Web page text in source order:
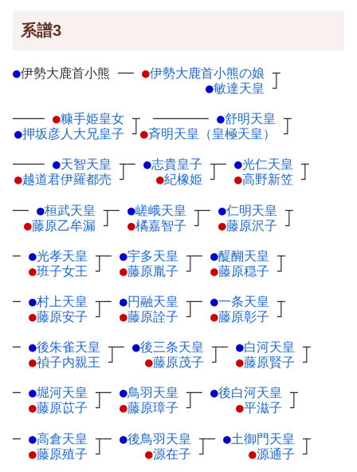
系譜3
●伊勢大鹿首小熊 ── ●伊勢大鹿首小熊の娘 ┬
●敏達天皇 ┘
──── ●糠手姫皇女 ┬
●押坂彦人大兄皇子 ┘
─────── ●舒明天皇 ┬
●斉明天皇（皇極天皇） ┘
──── ●天智天皇 ┬
●越道君伊羅都売 ┘
─ ●志貴皇子 ┬
●紀橡姫 ┘
─ ●光仁天皇 ┬
●高野新笠 ┘
── ●桓武天皇 ┬
●藤原乙牟漏 ┘
─ ●嵯峨天皇 ┬
●橘嘉智子 ┘
─ ●仁明天皇 ┬
●藤原沢子 ┘
─ ●光孝天皇 ┬
●班子女王 ┘
─ ●宇多天皇 ┬
●藤原胤子 ┘
─ ●醍醐天皇 ┬
●藤原穏子 ┘
─ ●村上天皇 ┬
●藤原安子 ┘
─ ●円融天皇 ┬
●藤原詮子 ┘
─ ●一条天皇 ┬
●藤原彰子 ┘
─ ●後朱雀天皇 ┬
●禎子内親王 ┘
─ ●後三条天皇 ┬
●藤原茂子 ┘
─ ●白河天皇 ┬
●藤原賢子 ┘
─ ●堀河天皇 ┬
●藤原苡子 ┘
─ ●鳥羽天皇 ┬
●藤原璋子 ┘
─ ●後白河天皇 ┬
●平滋子 ┘
─ ●高倉天皇 ┬
●藤原殖子 ┘
─ ●後鳥羽天皇 ┬
●源在子 ┘
─ ●土御門天皇 ┬
●源通子 ┘